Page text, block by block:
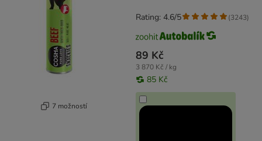
7 možností
89 Kč
3 870 Kč / kg
85 Kč
Rating: 4.6/5 (3243)